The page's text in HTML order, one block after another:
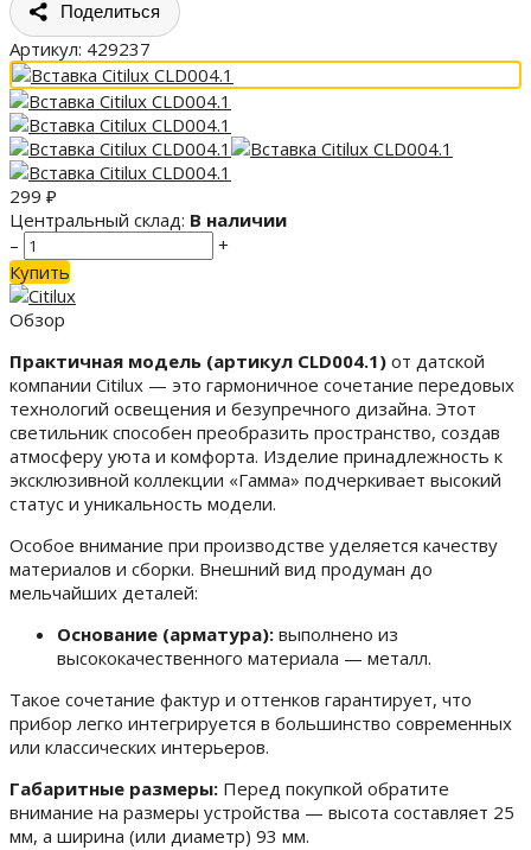
Поделиться
Артикул: 429237
299 ₽
Центральный склад: В наличии
–
+
Купить
Обзор
Практичная модель (артикул CLD004.1) от датской
компании Citilux — это гармоничное сочетание передовых
технологий освещения и безупречного дизайна. Этот
светильник способен преобразить пространство, создав
атмосферу уюта и комфорта. Изделие принадлежность к
эксклюзивной коллекции «Гамма» подчеркивает высокий
статус и уникальность модели.
Особое внимание при производстве уделяется качеству
материалов и сборки. Внешний вид продуман до
мельчайших деталей:
Основание (арматура): выполнено из
высококачественного материала — металл.
Такое сочетание фактур и оттенков гарантирует, что
прибор легко интегрируется в большинство современных
или классических интерьеров.
Габаритные размеры: Перед покупкой обратите
внимание на размеры устройства — высота составляет 25
мм, а ширина (или диаметр) 93 мм.